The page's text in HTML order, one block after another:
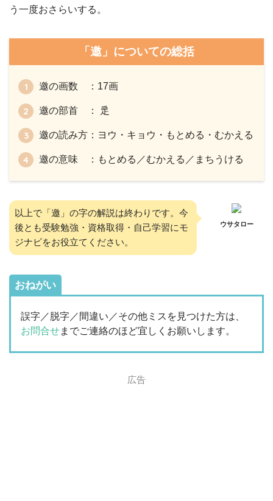
う一度おさらいする。
「邀」についての総括
邀の画数 ：17画
邀の部首 ： 辵
邀の読み方：ヨウ・キョウ・もとめる・むかえる
邀の意味 ：もとめる／むかえる／まちうける
以上で「邀」の字の解説は終わりです。今
後とも受験勉強・資格取得・自己学習にモ
ジナビをお役立てください。
ウサタロー
おねがい
誤字／脱字／間違い／その他ミスを見つけた方は、
お問合せまでご連絡のほど宜しくお願いします。
広告